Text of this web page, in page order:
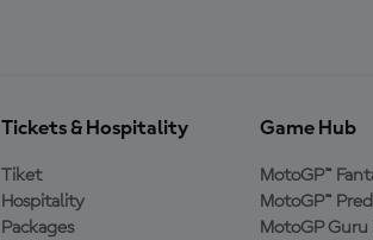
Tickets & Hospitality
Tiket
Hospitality
Packages
Game Hub
MotoGP™
MotoGP™
MotoGP Guru